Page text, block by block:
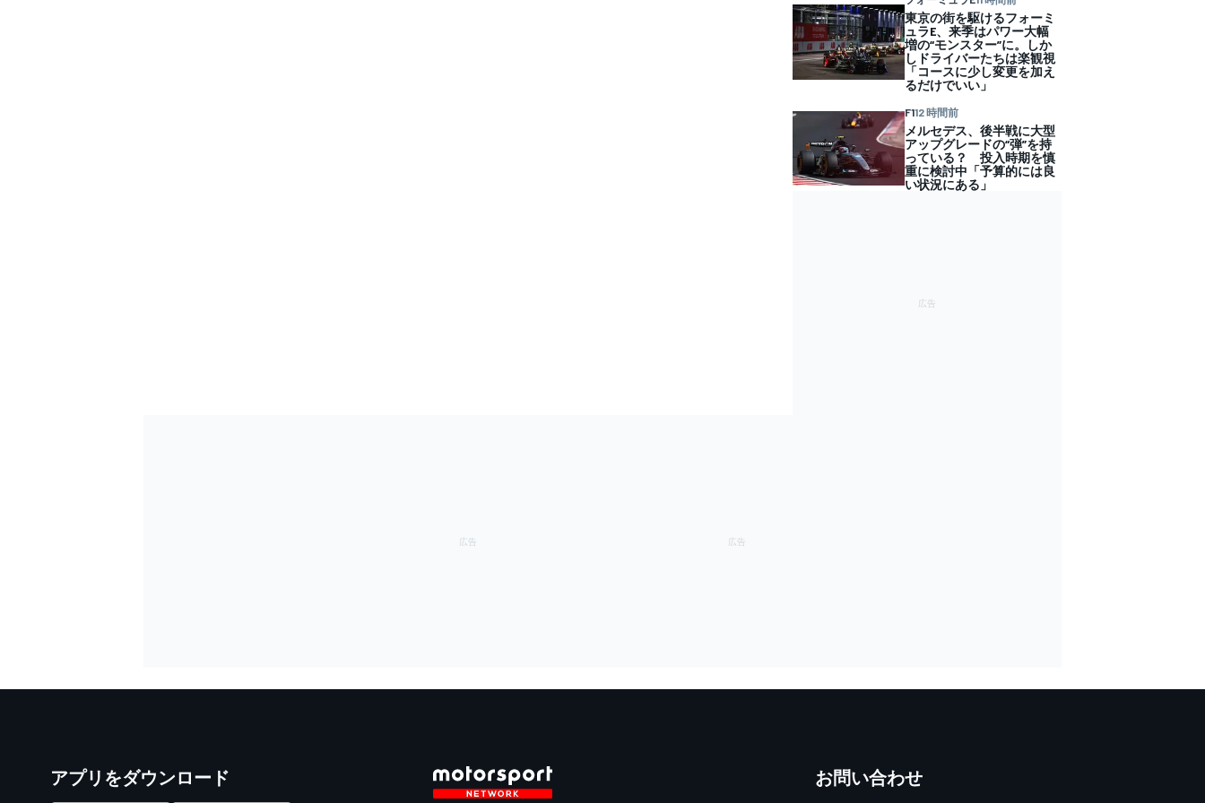
東京の街を駆けるフォーミ
ュラE、来季はパワー大幅
増の“モンスター”に。しか
しドライバーたちは楽観視
「コースに少し変更を加え
るだけでいい」
F112 時間前
メルセデス、後半戦に大型
アップグレードの“弾”を持
っている？ 投入時期を慎
重に検討中「予算的には良
い状況にある」
アプリをダウンロード お問い合わせ